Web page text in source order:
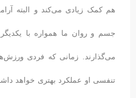
هم کمک زیادی می‌کند و البته
جسم و روان ما همواره با
می‌گذارند. زمانی که فردی
تنفسی او عملکرد بهتری خواهد